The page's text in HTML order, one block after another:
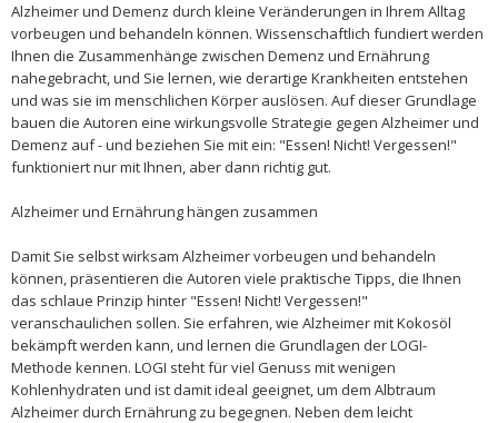
Alzheimer und Demenz durch kleine Veränderungen in Ihrem Alltag
vorbeugen und behandeln können. Wissenschaftlich fundiert werden
Ihnen die Zusammenhänge zwischen Demenz und Ernährung
nahegebracht, und Sie lernen, wie derartige Krankheiten entstehen
und was sie im menschlichen Körper auslösen. Auf dieser Grundlage
bauen die Autoren eine wirkungsvolle Strategie gegen Alzheimer und
Demenz auf - und beziehen Sie mit ein: "Essen! Nicht! Vergessen!"
funktioniert nur mit Ihnen, aber dann richtig gut.
Alzheimer und Ernährung hängen zusammen
Damit Sie selbst wirksam Alzheimer vorbeugen und behandeln
können, präsentieren die Autoren viele praktische Tipps, die Ihnen
das schlaue Prinzip hinter "Essen! Nicht! Vergessen!"
veranschaulichen sollen. Sie erfahren, wie Alzheimer mit Kokosöl
bekämpft werden kann, und lernen die Grundlagen der LOGI-
Methode kennen. LOGI steht für viel Genuss mit wenigen
Kohlenhydraten und ist damit ideal geeignet, um dem Albtraum
Alzheimer durch Ernährung zu begegnen. Neben dem leicht